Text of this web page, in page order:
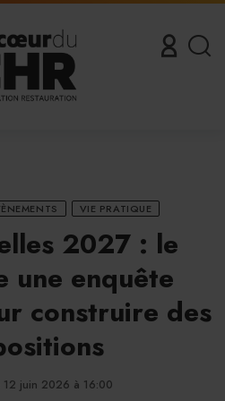
VIE PRATIQUE
2027 : le
une enquête
construire des
12 juin 2026 à 16:00